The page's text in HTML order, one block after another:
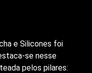
e Silicones foi
se nesse
pelos pilares: